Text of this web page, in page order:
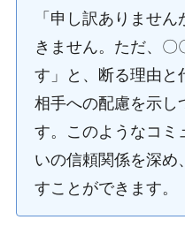
「申し訳ありませ
きません。ただ、〇
す」と、断る理由と
相手への配慮を示し
す。このようなコミ
いの信頼関係を深め
すことができます。